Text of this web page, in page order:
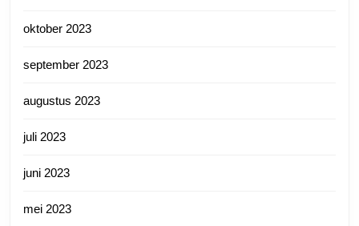
oktober 2023
september 2023
augustus 2023
juli 2023
juni 2023
mei 2023